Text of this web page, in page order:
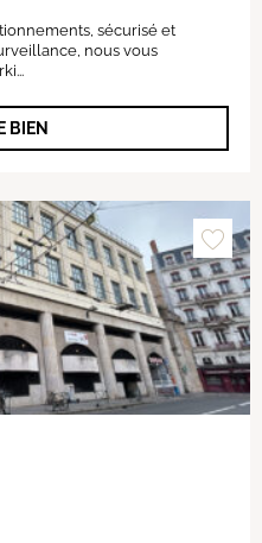
sécurisé et
nous vous
BIEN